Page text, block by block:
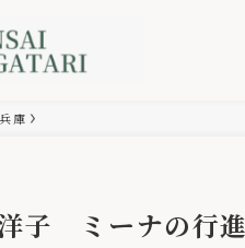
兵庫
子 ミーナの行